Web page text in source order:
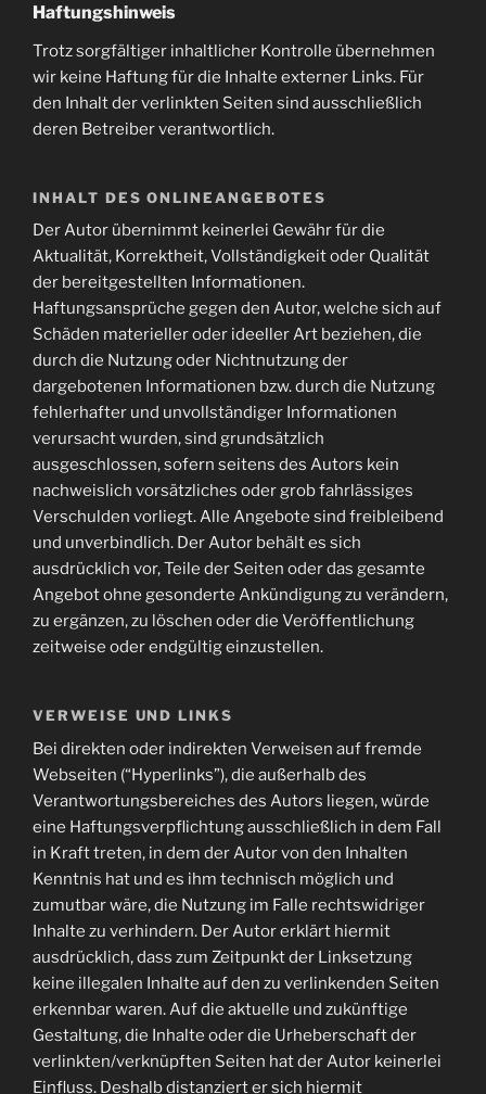
Haftungshinweis
Trotz sorgfältiger inhaltlicher Kontrolle übernehmen
wir keine Haftung für die Inhalte externer Links. Für
den Inhalt der verlinkten Seiten sind ausschließlich
deren Betreiber verantwortlich.
INHALT DES ONLINEANGEBOTES
Der Autor übernimmt keinerlei Gewähr für die
Aktualität, Korrektheit, Vollständigkeit oder Qualität
der bereitgestellten Informationen.
Haftungsansprüche gegen den Autor, welche sich auf
Schäden materieller oder ideeller Art beziehen, die
durch die Nutzung oder Nichtnutzung der
dargebotenen Informationen bzw. durch die Nutzung
fehlerhafter und unvollständiger Informationen
verursacht wurden, sind grundsätzlich
ausgeschlossen, sofern seitens des Autors kein
nachweislich vorsätzliches oder grob fahrlässiges
Verschulden vorliegt. Alle Angebote sind freibleibend
und unverbindlich. Der Autor behält es sich
ausdrücklich vor, Teile der Seiten oder das gesamte
Angebot ohne gesonderte Ankündigung zu verändern,
zu ergänzen, zu löschen oder die Veröffentlichung
zeitweise oder endgültig einzustellen.
VERWEISE UND LINKS
Bei direkten oder indirekten Verweisen auf fremde
Webseiten (“Hyperlinks”), die außerhalb des
Verantwortungsbereiches des Autors liegen, würde
eine Haftungsverpflichtung ausschließlich in dem Fall
in Kraft treten, in dem der Autor von den Inhalten
Kenntnis hat und es ihm technisch möglich und
zumutbar wäre, die Nutzung im Falle rechtswidriger
Inhalte zu verhindern. Der Autor erklärt hiermit
ausdrücklich, dass zum Zeitpunkt der Linksetzung
keine illegalen Inhalte auf den zu verlinkenden Seiten
erkennbar waren. Auf die aktuelle und zukünftige
Gestaltung, die Inhalte oder die Urheberschaft der
verlinkten/verknüpften Seiten hat der Autor keinerlei
Einfluss. Deshalb distanziert er sich hiermit